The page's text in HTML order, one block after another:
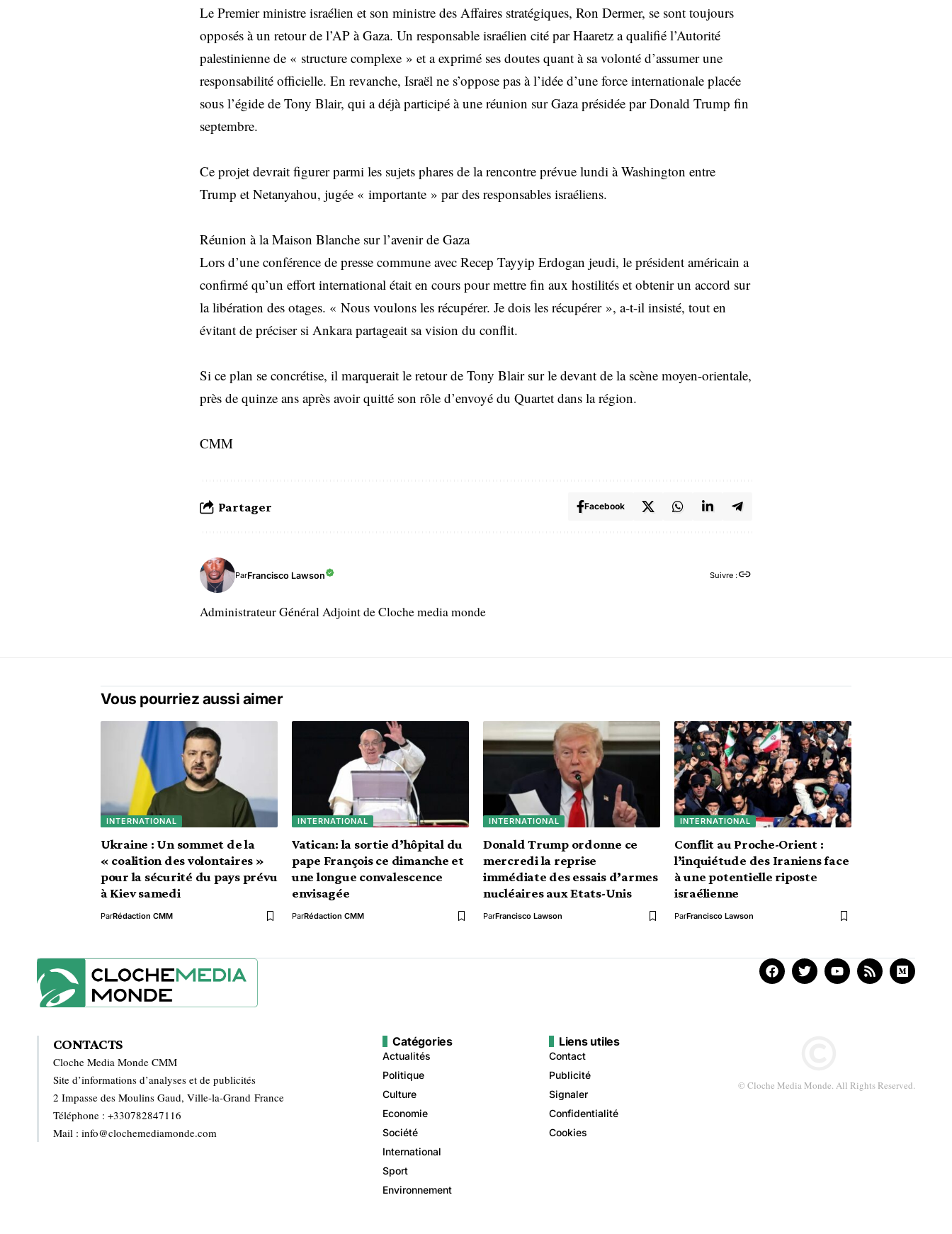
Le Premier ministre israélien et son ministre des Affaires stratégiques, Ron Dermer, se sont toujours
opposés à un retour de l’AP à Gaza. Un responsable israélien cité par Haaretz a qualifié l’Autorité
palestinienne de « structure complexe » et a exprimé ses doutes quant à sa volonté d’assumer une
responsabilité officielle. En revanche, Israël ne s’oppose pas à l’idée d’une force internationale placée
sous l’égide de Tony Blair, qui a déjà participé à une réunion sur Gaza présidée par Donald Trump fin
septembre.
Ce projet devrait figurer parmi les sujets phares de la rencontre prévue lundi à Washington entre
Trump et Netanyahou, jugée « importante » par des responsables israéliens.
Réunion à la Maison Blanche sur l’avenir de Gaza
Lors d’une conférence de presse commune avec Recep Tayyip Erdogan jeudi, le président américain a
confirmé qu’un effort international était en cours pour mettre fin aux hostilités et obtenir un accord sur
la libération des otages. « Nous voulons les récupérer. Je dois les récupérer », a-t-il insisté, tout en
évitant de préciser si Ankara partageait sa vision du conflit.
Si ce plan se concrétise, il marquerait le retour de Tony Blair sur le devant de la scène moyen-orientale,
près de quinze ans après avoir quitté son rôle d’envoyé du Quartet dans la région.
CMM
Partager Facebook
ParFrancisco Lawson Suivre :
Administrateur Général Adjoint de Cloche media monde
Vous pourriez aussi aimer
INTERNATIONAL
Ukraine : Un sommet de la
« coalition des volontaires »
pour la sécurité du pays prévu
à Kiev samedi
ParRédaction CMM
INTERNATIONAL
Vatican: la sortie d’hôpital du
pape François ce dimanche et
une longue convalescence
envisagée
ParRédaction CMM
INTERNATIONAL
Donald Trump ordonne ce
mercredi la reprise
immédiate des essais d’armes
nucléaires aux Etats-Unis
ParFrancisco Lawson
INTERNATIONAL
Conflit au Proche-Orient :
l’inquiétude des Iraniens face
à une potentielle riposte
israélienne
ParFrancisco Lawson
CONTACTS
Cloche Media Monde CMM
Site d’informations d’analyses et de publicités
2 Impasse des Moulins Gaud, Ville-la-Grand France
Téléphone : +330782847116
Mail : info@clochemediamonde.com
Catégories
Actualités
Politique
Culture
Economie
Société
International
Sport
Environnement
Liens utiles
Contact
Publicité
Signaler
Confidentialité
Cookies
© Cloche Media Monde. All Rights Reserved.